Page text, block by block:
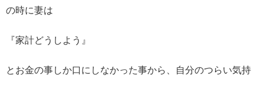
の時に妻は
『家計どうしよう』
とお金の事しか口にしなかった事から、自分のつらい気持